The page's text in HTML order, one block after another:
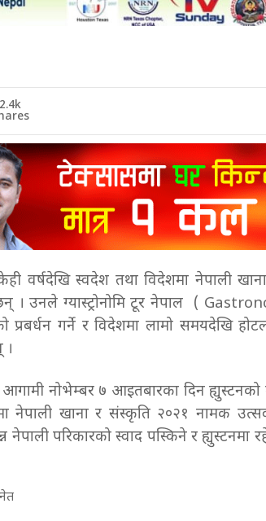
2.4k
वर्षदेखि स्वदेश तथा विदेशमा नेपाली
। उनले ग्यास्ट्रोनोमि टूर नेपाल (
प्रबर्धन गर्ने र विदेशमा लामो समयदेखि
।
नोभेम्बर ७ आइतबारका दिन ह्युस्टनको
नेपाली खाना र संस्कृति २०२१ नामक
नेपाली परिकारको स्वाद पस्किने र